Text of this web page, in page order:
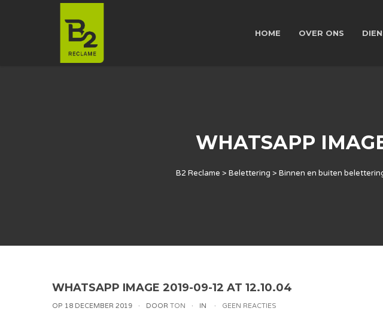
HOME OVER ONS
WHATSAPP
B2 Reclame > Belettering > Binnen en buiten
WHATSAPP IMAGE 2019-09-12 AT 12.10.04
OP 18 DECEMBER 2019 DOOR TON IN GEEN REACTIES